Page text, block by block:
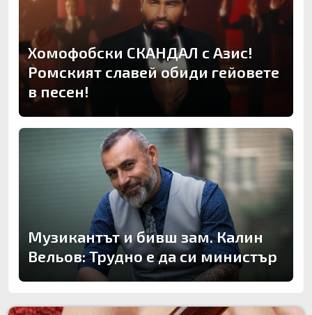
Хомофобски СКАНДАЛ с Азис!
Ромският славей обиди гейовете
в песен!
Музикантът и бивш зам. Калин
Вельов: Трудно е да си министър